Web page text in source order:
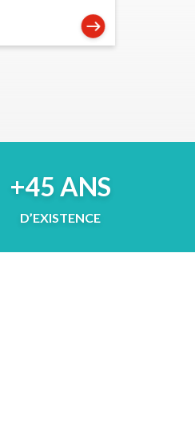
+45 ANS
D’EXISTENCE